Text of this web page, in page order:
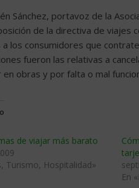
Sánchez, portavoz de la
de la directiva de viajes
a los consumidores que
fueron las relativas a
obras y por falta o mal
de viajar más barato
Turismo, Hospitalidad»
En